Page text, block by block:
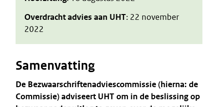
Overdracht advies aan UHT: 22 november
2022
Samenvatting
De Bezwaarschriftenadviescommissie (hierna: de
Commissie) adviseert UHT om in de beslissing op